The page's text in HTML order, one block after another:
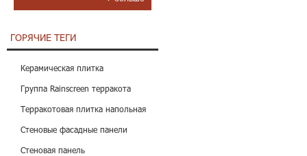
ГОРЯЧИЕ ТЕГИ
Керамическая плитка
Группа Rainscreen терракота
Терракотовая плитка напольная
Стеновые фасадные панели
Стеновая панель